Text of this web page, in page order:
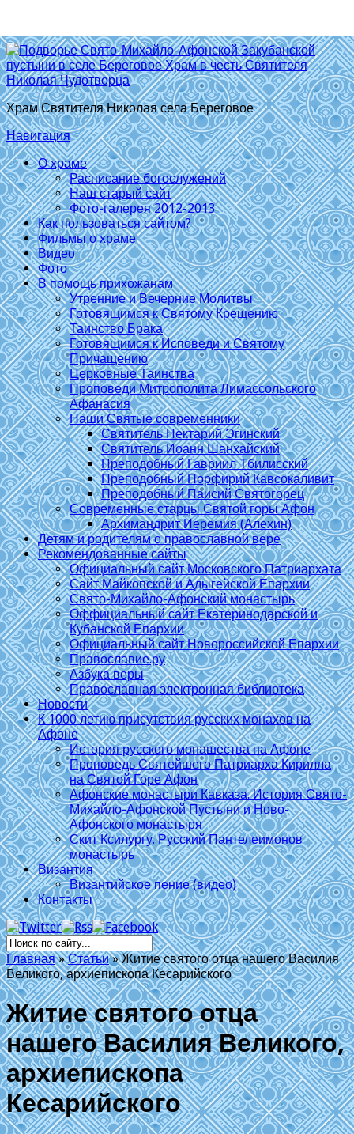
Храм Святителя Николая села Береговое
Навигация
О храме
Расписание богослужений
Наш старый сайт
Фото-галерея 2012-2013
Как пользоваться сайтом?
Фильмы о храме
Видео
Фото
В помощь прихожанам
Утренние и Вечерние Молитвы
Готовящимся к Святому Крещению
Таинство Брака
Готовящимся к Исповеди и Святому
Причащению
Церковные Таинства
Проповеди Митрополита Лимассольского
Афанасия
Наши Святые современники
Святитель Нектарий Эгинский
Святитель Иоанн Шанхайский
Преподобный Гавриил Тбилисский
Преподобный Порфирий Кавсокаливит
Преподобный Паисий Святогорец
Современные старцы Святой горы Афон
Архимандрит Иеремия (Алехин)
Детям и родителям о православной вере
Рекомендованные сайты
Официальный сайт Московского Патриархата
Сайт Майкопской и Адыгейской Епархии
Свято-Михайло-Афонский монастырь
Оффициальный сайт Екатеринодарской и
Кубанской Епархии
Официальный сайт Новороссийской Епархии
Православие.ру
Азбука веры
Православная электронная библиотека
Новости
К 1000 летию присутствия русских монахов на
Афоне
История русского монашества на Афоне
Проповедь Святейшего Патриарха Кирилла
на Святой Горе Афон
Афонские монастыри Кавказа. История Свято-
Михайло-Афонской Пустыни и Ново-
Афонского монастыря
Скит Ксилургу. Русский Пантелеимонов
монастырь
Византия
Византийское пение (видео)
Контакты
Главная » Статьи »Житие святого отца нашего Василия
Великого, архиепископа Кесарийского
Житие святого отца
нашего Василия Великого,
архиепископа
Кесарийского